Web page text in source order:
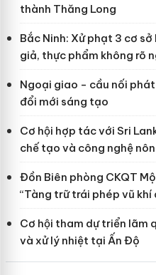
thành Thăng Long
Bắc Ninh: Xử phạt 3 cơ
giả, thực phẩm không rõ
Ngoại giao - cầu nối
đổi mới sáng tạo
Cơ hội hợp tác với Sri
chế tạo và công nghệ
Đồn Biên phòng CKQT
“Tàng trữ trái phép vũ khí
Cơ hội tham dự triển lãm
và xử lý nhiệt tại Ấn Độ